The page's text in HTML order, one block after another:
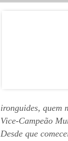
ironguides, quem
Vice-Campeão
Desde que